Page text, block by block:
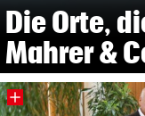
Die Orte,
Mahrer &